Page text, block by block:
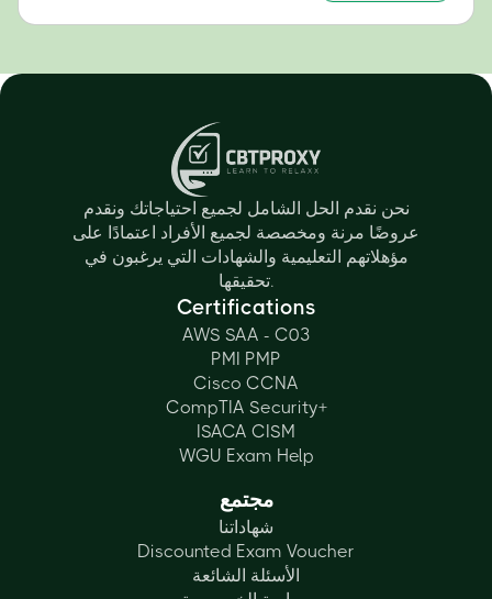
نحن نقدم الحل الشامل لجميع احتياجاتك ونقدم
عروضًا مرنة ومخصصة لجميع الأفراد اعتمادًا على
مؤهلاتهم التعليمية والشهادات التي يرغبون في
تحقيقها.
Certifications
AWS SAA - C03
PMI PMP
Cisco CCNA
CompTIA Security+
ISACA CISM
WGU Exam Help
مجتمع
شهاداتنا
Discounted Exam Voucher
الأسئلة الشائعة